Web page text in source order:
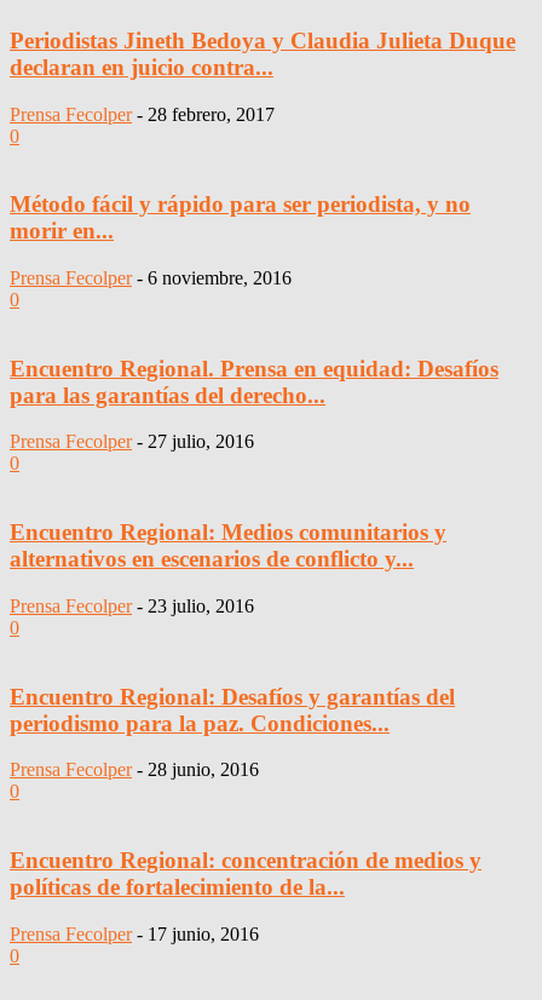
Periodistas Jineth Bedoya y Claudia Julieta Duque
declaran en juicio contra...
Prensa Fecolper - 28 febrero, 2017
0
Método fácil y rápido para ser periodista, y no
morir en...
Prensa Fecolper - 6 noviembre, 2016
0
Encuentro Regional. Prensa en equidad: Desafíos
para las garantías del derecho...
Prensa Fecolper - 27 julio, 2016
0
Encuentro Regional: Medios comunitarios y
alternativos en escenarios de conflicto y...
Prensa Fecolper - 23 julio, 2016
0
Encuentro Regional: Desafíos y garantías del
periodismo para la paz. Condiciones...
Prensa Fecolper - 28 junio, 2016
0
Encuentro Regional: concentración de medios y
políticas de fortalecimiento de la...
Prensa Fecolper - 17 junio, 2016
0